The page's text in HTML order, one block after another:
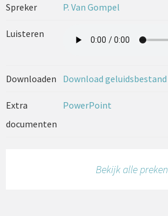
Spreker P. Van Gompel
Luisteren
Downloaden Download geluidsbestand
Extra
documenten
PowerPoint
Bekijk alle preken